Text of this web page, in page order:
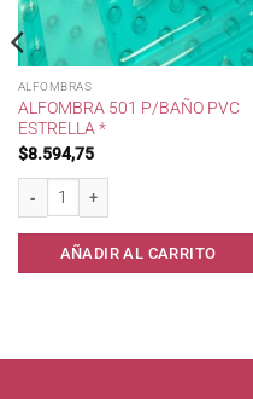
ALFOMBRAS
ALFOMBRA 501 P/BAÑO PVC
ESTRELLA *
$8.594,75
Alfombra 501 p/Baño pvc
AÑADIR AL CARRITO
x 3 * cantidad